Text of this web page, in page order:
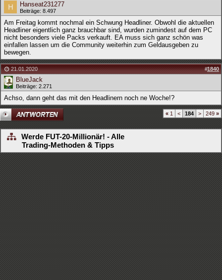
Hanseat231277
Beiträge: 8.497
Am Freitag kommt nochmal ein Schwung Headliner. Obwohl die aktuellen
Headliner eigentlich ganz brauchbar sind, wurden zumindest auf dem PC
nicht besonders viele Packs verkauft. EA muss sich ganz schön was
einfallen lassen um die Community weiterhin zum Geldausgeben zu
bewegen.
21.01.2020 #1840
BlueJack
Beiträge: 2.271
Achso, dann geht das mit den Headlinern noch ne Woche!?
« 1 < 184 > 249 »
Werde FUT-20-Millionär! - Alle
Trading-Methoden & Tipps